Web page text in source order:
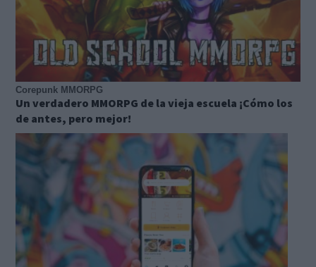
Corepunk MMORPG
Un verdadero MMORPG de la vieja escuela ¡Cómo los
de antes, pero mejor!